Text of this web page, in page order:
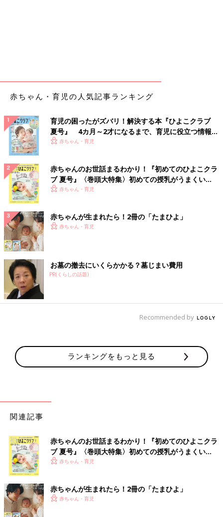
重ね着風でオシャレ！チェックとドットのセパオー
ル
いて、とってもオシャレですよね。「かわいい～」とお気に入り
の様子。これなら冬だけでなく、春まで着られそう！流行も関係
赤ちゃん・育児の人気記事ランキング
育児の困ったがズバリ！解決する本『ひよこクラブ
夏号』 4カ月～2才になるまで、育児に役立つ情報が
いっぱい！
赤ちゃん・育児
赤ちゃんのお世話まるわかり！『初めてのひよこクラ
ブ 夏号』〈巻頭大特集〉初めての授乳がうまくい
く！ おっぱい・ミルクの基本と夏のトラブル 解決テ
赤ちゃん・育児
赤ちゃんが生まれたら！2冊の「たまひよ」
赤ちゃん・育児
お墓の撤去にいくらかかる？墓じまい費用
PR(くらしの話題)
Recommended by
ランキングをもっと見る
関連記事
赤ちゃんのお世話まるわかり！『初めてのひよこクラ
ブ 夏号』〈巻頭大特集〉初めての授乳がうまくい
く！ おっぱい・ミルクの基本と夏のトラブル 解決テ
赤ちゃん・育児
赤ちゃんが生まれたら！2冊の「たまひよ」
赤ちゃん・育児